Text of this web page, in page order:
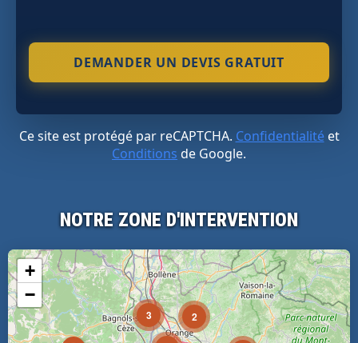
Ce site est protégé par reCAPTCHA. Confidentialitéet
Conditions de Google.
NOTRE ZONE D'INTERVENTION
3 2
+
−